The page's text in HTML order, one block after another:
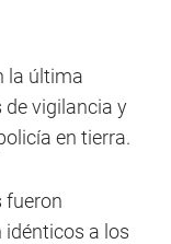
la última
vigilancia y
en tierra.
fueron
idénticos a los